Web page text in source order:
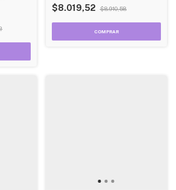
$8.019,52 $8.910,58